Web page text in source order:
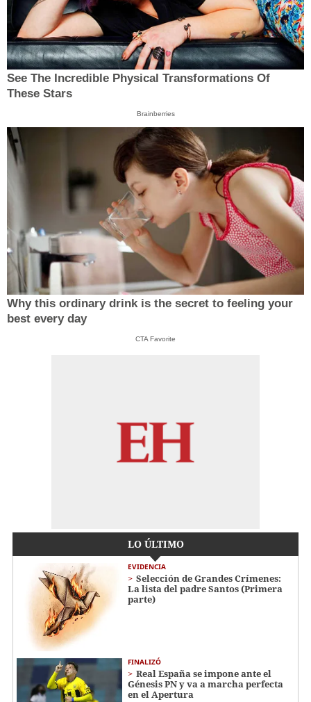
See The Incredible Physical Transformations Of
These Stars
Brainberries
Why this ordinary drink is the secret to feeling your
best every day
CTA Favorite
LO ÚLTIMO
EVIDENCIA
Selección de Grandes Crímenes:
La lista del padre Santos (Primera
parte)
FINALIZÓ
Real España se impone ante el
Génesis PN y va a marcha perfecta
en el Apertura